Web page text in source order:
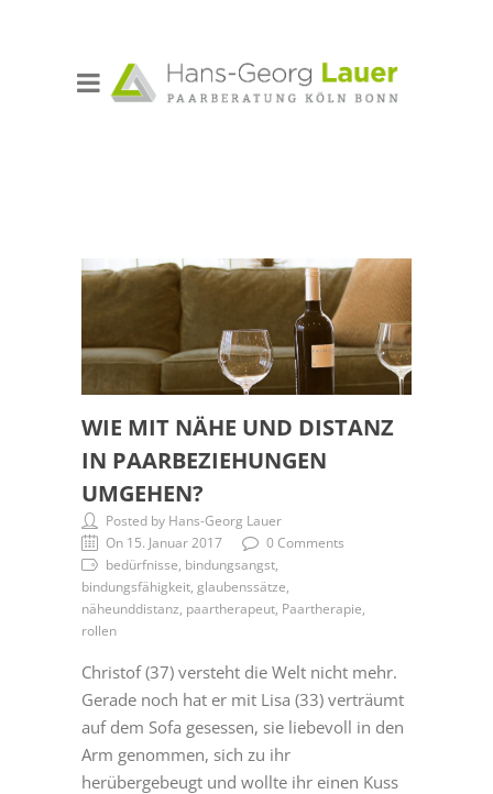
WIE MIT NÄHE UND DISTANZ
IN PAARBEZIEHUNGEN
UMGEHEN?
Posted by Hans-Georg Lauer
On 15. Januar 2017
0 Comments
bedürfnisse, bindungsangst,
bindungsfähigkeit, glaubenssätze,
näheunddistanz, paartherapeut, Paartherapie,
rollen
Christof (37) versteht die Welt nicht mehr.
Gerade noch hat er mit Lisa (33) verträumt
auf dem Sofa gesessen, sie liebevoll in den
Arm genommen, sich zu ihr
herübergebeugt und wollte ihr einen Kuss